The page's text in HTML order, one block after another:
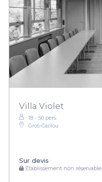
Villa Violet
18 - 50 pers.
Gros-Caillou
Sur devis
Établissement non réservable